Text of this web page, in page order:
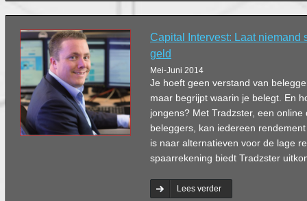
Capital Intervest: Laat niemand
geld
Mei-Juni 2014
Je hoeft geen verstand van
maar begrijpt waarin je belegt. En
jongens? Met Tradzster, een
beleggers, kan iedereen
is naar alternatieven voor de lage
spaarrekening biedt Tradzster
Lees verder